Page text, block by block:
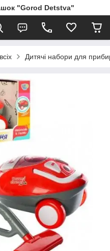
"Gorod Detstva"
Дитячі набори для